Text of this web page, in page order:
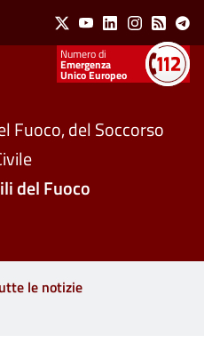
Social Menu
X YoutubeLinkedinInstagram
Feed
Numeri utili
Emergenza
Unico Europeo
Fuoco, del Soccorso
del Fuoco
le notizie